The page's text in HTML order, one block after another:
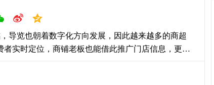
导览也朝着数字化方向发展，因此越来越多的商超
实时定位，商铺老板也能借此推广门店信息，更快